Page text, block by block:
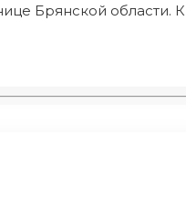
Брянской области.